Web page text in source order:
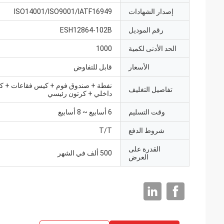
إصدار الشهادات ISO14001/ISO9001/IATF16949
رقم الموديل ESH12864-102B
الحد الأدنى لكمية 1000
الأسعار قابل للتفاوض
تفاصيل التغليف
نفطة + صندوق فوم + كيس فقاعات +
داخلي + كرتون رئيسي
وقت التسليم 6 أسابيع ~ 8 أسابيع
شروط الدفع T/T
القدرة على
العرض
500 ألف في الشهر